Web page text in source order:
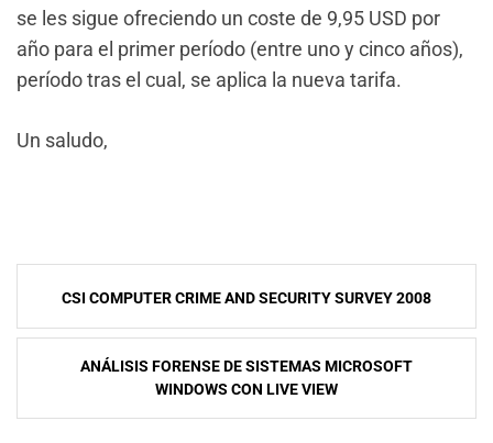
se les sigue ofreciendo un coste de 9,95 USD por
año para el primer período (entre uno y cinco años),
período tras el cual, se aplica la nueva tarifa.
Un saludo,
NavegaciÃ³n
de
entradas
CSI COMPUTER CRIME AND SECURITY SURVEY 2008
ANÁLISIS FORENSE DE SISTEMAS MICROSOFT
WINDOWS CON LIVE VIEW